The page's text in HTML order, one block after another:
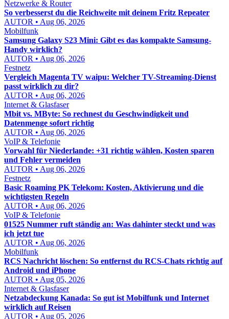
Netzwerke & Router
So verbesserst du die Reichweite mit deinem Fritz Repeater
AUTOR • Aug 06, 2026
Mobilfunk
Samsung Galaxy S23 Mini: Gibt es das kompakte Samsung-
Handy wirklich?
AUTOR • Aug 06, 2026
Festnetz
Vergleich Magenta TV waipu: Welcher TV-Streaming-Dienst
passt wirklich zu dir?
AUTOR • Aug 06, 2026
Internet & Glasfaser
Mbit vs. MByte: So rechnest du Geschwindigkeit und
Datenmenge sofort richtig
AUTOR • Aug 06, 2026
VoIP & Telefonie
Vorwahl für Niederlande: +31 richtig wählen, Kosten sparen
und Fehler vermeiden
AUTOR • Aug 06, 2026
Festnetz
Basic Roaming PK Telekom: Kosten, Aktivierung und die
wichtigsten Regeln
AUTOR • Aug 06, 2026
VoIP & Telefonie
01525 Nummer ruft ständig an: Was dahinter steckt und was
ich jetzt tue
AUTOR • Aug 06, 2026
Mobilfunk
RCS Nachricht löschen: So entfernst du RCS-Chats richtig auf
Android und iPhone
AUTOR • Aug 05, 2026
Internet & Glasfaser
Netzabdeckung Kanada: So gut ist Mobilfunk und Internet
wirklich auf Reisen
AUTOR • Aug 05, 2026